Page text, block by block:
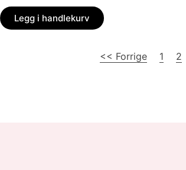
Legg i handlekurv
<< Forrige 1 2